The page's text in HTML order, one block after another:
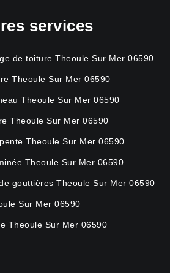
services
de toiture Theoule Sur Mer 06590
Theoule Sur Mer 06590
Theoule Sur Mer 06590
Theoule Sur Mer 06590
Theoule Sur Mer 06590
Theoule Sur Mer 06590
gouttières Theoule Sur Mer 06590
Sur Mer 06590
Theoule Sur Mer 06590